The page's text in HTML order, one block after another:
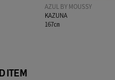
AZUL BY MOUSSY
KAZUNA
167㎝
ITEM